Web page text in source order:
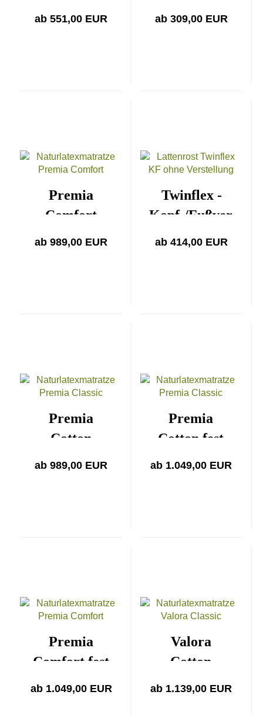
ab 551,00 EUR ab 309,00 EUR
Premia
Comfort
medium
ab 989,00 EUR
Twinflex -
Kopf-/Fußver.
ab 414,00 EUR
Premia
Cotton
medium
ab 989,00 EUR
Premia
Cotton fest
ab 1.049,00 EUR
Premia
Comfort fest
ab 1.049,00 EUR
Valora
Cotton
medium
ab 1.139,00 EUR